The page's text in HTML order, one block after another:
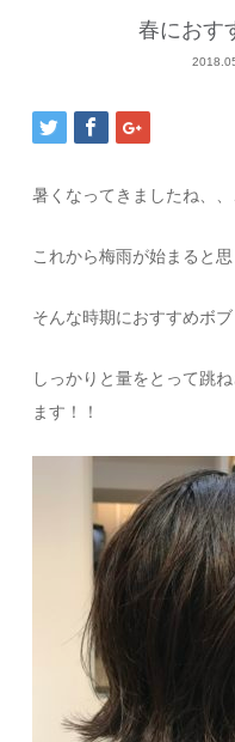
春におす
暑くなってきましたね、、
これから梅雨が始まると思
そんな時期におすすめボブ
しっかりと量をとって跳
ます！！